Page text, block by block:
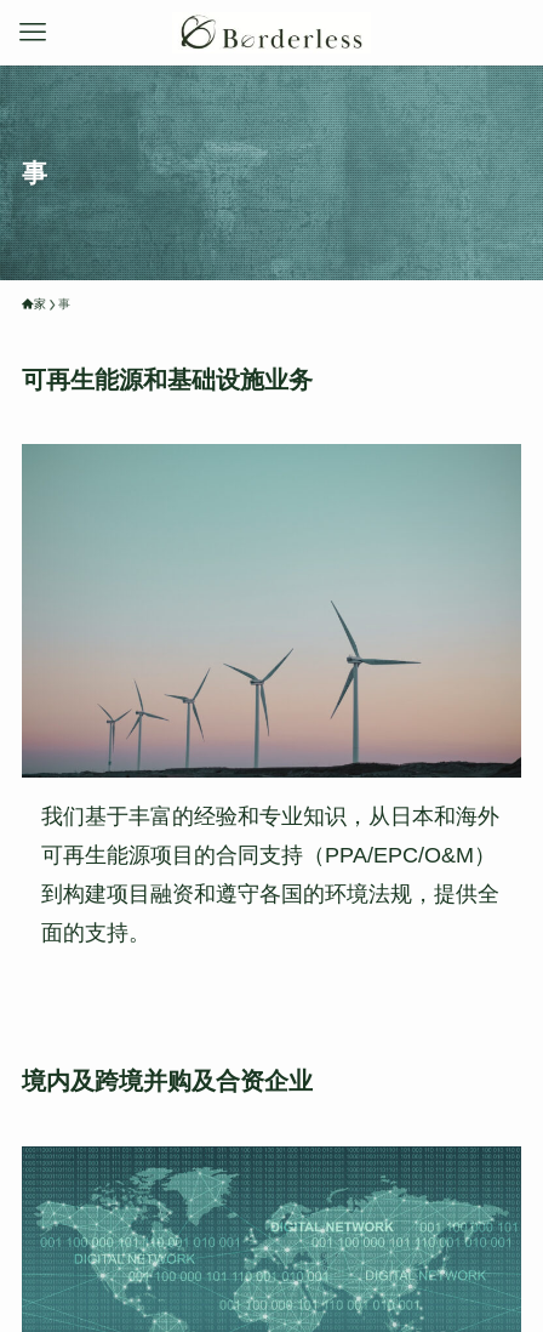
事
家 事
可再生能源和基础设施业务
我们基于丰富的经验和专业知识，从日本和海外
可再生能源项目的合同支持（PPA/EPC/O&M）
到构建项目融资和遵守各国的环境法规，提供全
面的支持。
境内及跨境并购及合资企业